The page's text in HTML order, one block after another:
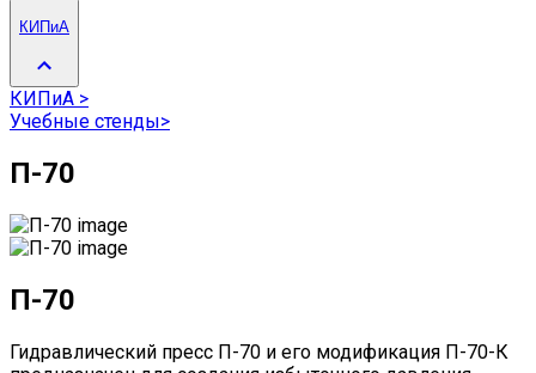
КИПиА
КИПиА >
Учебные стенды>
П-70
П-70
Гидравлический пресс П-70 и его модификация П-70-К